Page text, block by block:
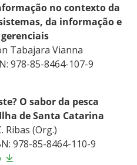
no contexto da
da informação e
Tabajara Vianna
978-85-8464-107-9
O sabor da pesca
de Santa Catarina
Ribas (Org.)
978-85-8464-110-9